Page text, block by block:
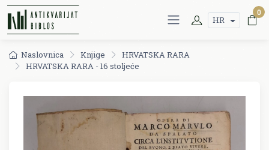
HR
0
Naslovnica Knjige
HRVATSKA RARA
HRVATSKA RARA - 16 stoljeće